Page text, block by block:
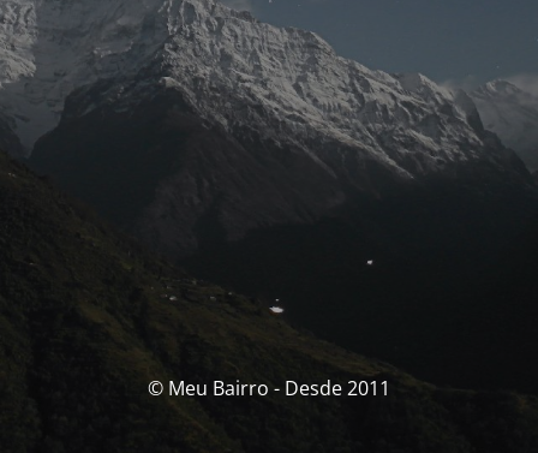
© Meu Bairro - Desde 2011